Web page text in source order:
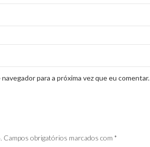
para a próxima vez que eu comentar.
Campos obrigatórios marcados com *